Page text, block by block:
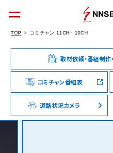
個人のお客様
法人のお客様
TOP コミチャン 11CH・10CH
取材依頼・番組制作
コミチャン番組表
道路状況カメラ